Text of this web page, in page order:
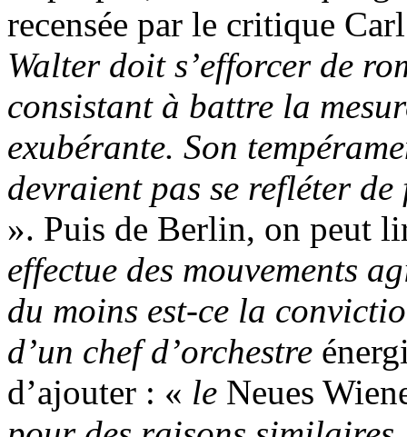
recensée par le critique
Walter doit s’efforcer de
consistant à battre la
exubérante. Son
devraient pas se refléter
». Puis de Berlin, on peut
effectue des mouvements
du moins est-ce la
d’un chef d’orchestre
d’ajouter : « le Neues